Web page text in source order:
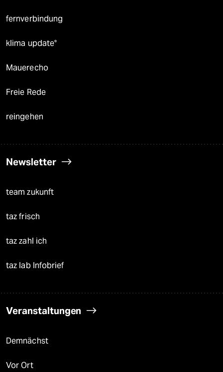
fernverbindung
klima update°
Mauerecho
Freie Rede
reingehen
Newsletter
team zukunft
taz frisch
taz zahl ich
taz lab Infobrief
Veranstaltungen
Demnächst
Vor Ort